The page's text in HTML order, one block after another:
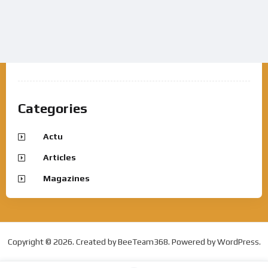
Categories
Actu
Articles
Magazines
Copyright © 2026. Created by BeeTeam368. Powered by WordPress.